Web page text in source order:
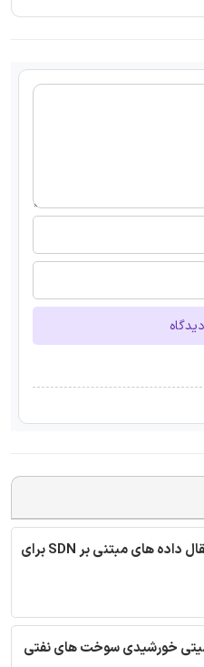
ترجمه مقاله امنیت انتقال داده های مبتنی بر SDN برای
خورشیدی سوخت های نفتی